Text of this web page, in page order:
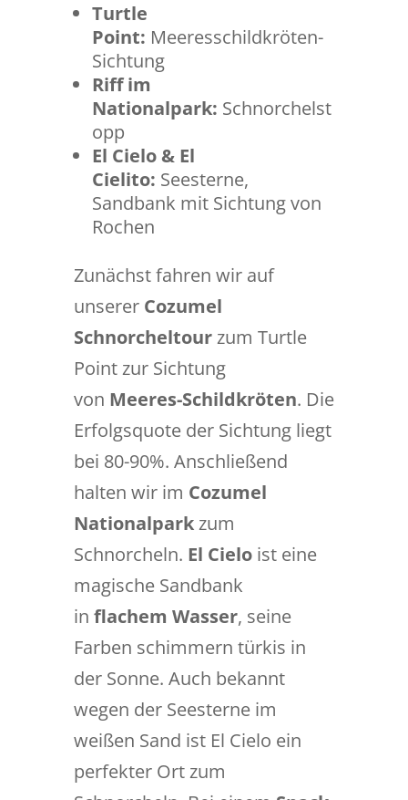
Turtle
Point: Meeresschildkröten-
Sichtung
Riff im
Nationalpark: Schnorchelst
opp
El Cielo & El
Cielito: Seesterne,
Sandbank mit Sichtung von
Rochen
Zunächst fahren wir auf
unserer Cozumel
Schnorcheltourzum Turtle
Point zur Sichtung
von Meeres-Schildkröten. Die
Erfolgsquote der Sichtung liegt
bei 80-90%. Anschließend
halten wir im Cozumel
Nationalparkzum
Schnorcheln. El Cieloist eine
magische Sandbank
in flachem Wasser, seine
Farben schimmern türkis in
der Sonne. Auch bekannt
wegen der Seesterne im
weißen Sand ist El Cielo ein
perfekter Ort zum